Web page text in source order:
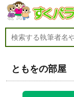
ともをの部屋